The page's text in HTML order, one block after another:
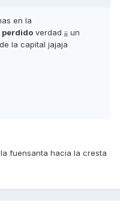
en la
perdido verdad ¡¡ un
la capital jajaja
fuensanta hacia la cresta